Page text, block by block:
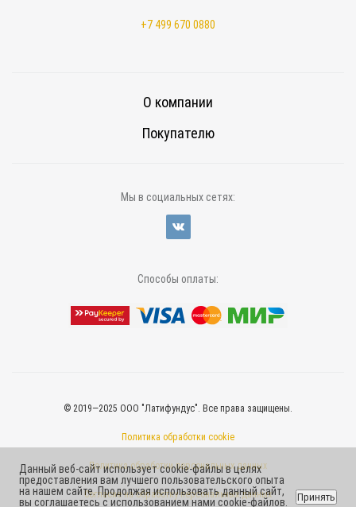
+7 499 670 0880
О компании
Покупателю
Мы в социальных сетях:
Способы оплаты:
© 2019—2025 ООО "Латифундус". Все права защищены.
Политика обработки cookie
Политика обработки персональных данных
Согласие на обработку персональных данных
Данный веб-сайт использует cookie-файлы в целях
предоставления вам лучшего пользовательского опыта
на нашем сайте. Продолжая использовать данный сайт,
вы соглашаетесь с использованием нами cookie-файлов.
Принять